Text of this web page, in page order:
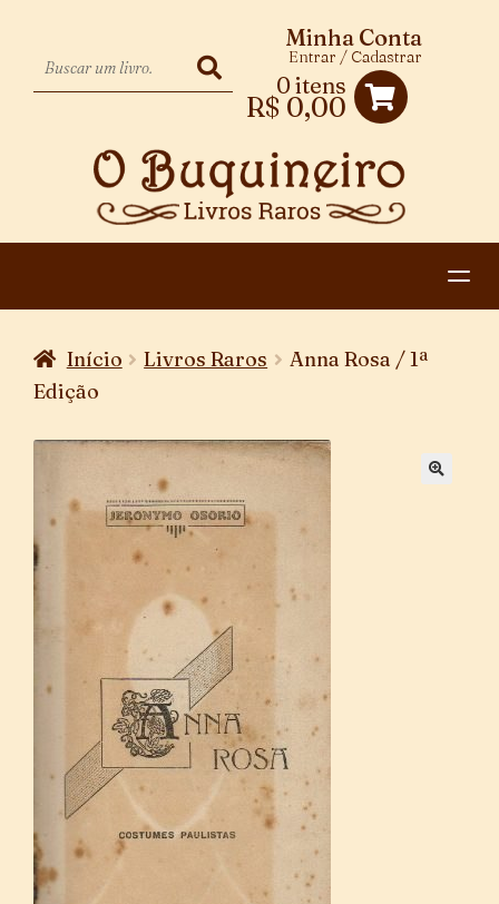
0 itens
R$ 0,00
Minha Conta
Entrar / Cadastrar
Início Livros Raros
Anna Rosa / 1ª
Edição